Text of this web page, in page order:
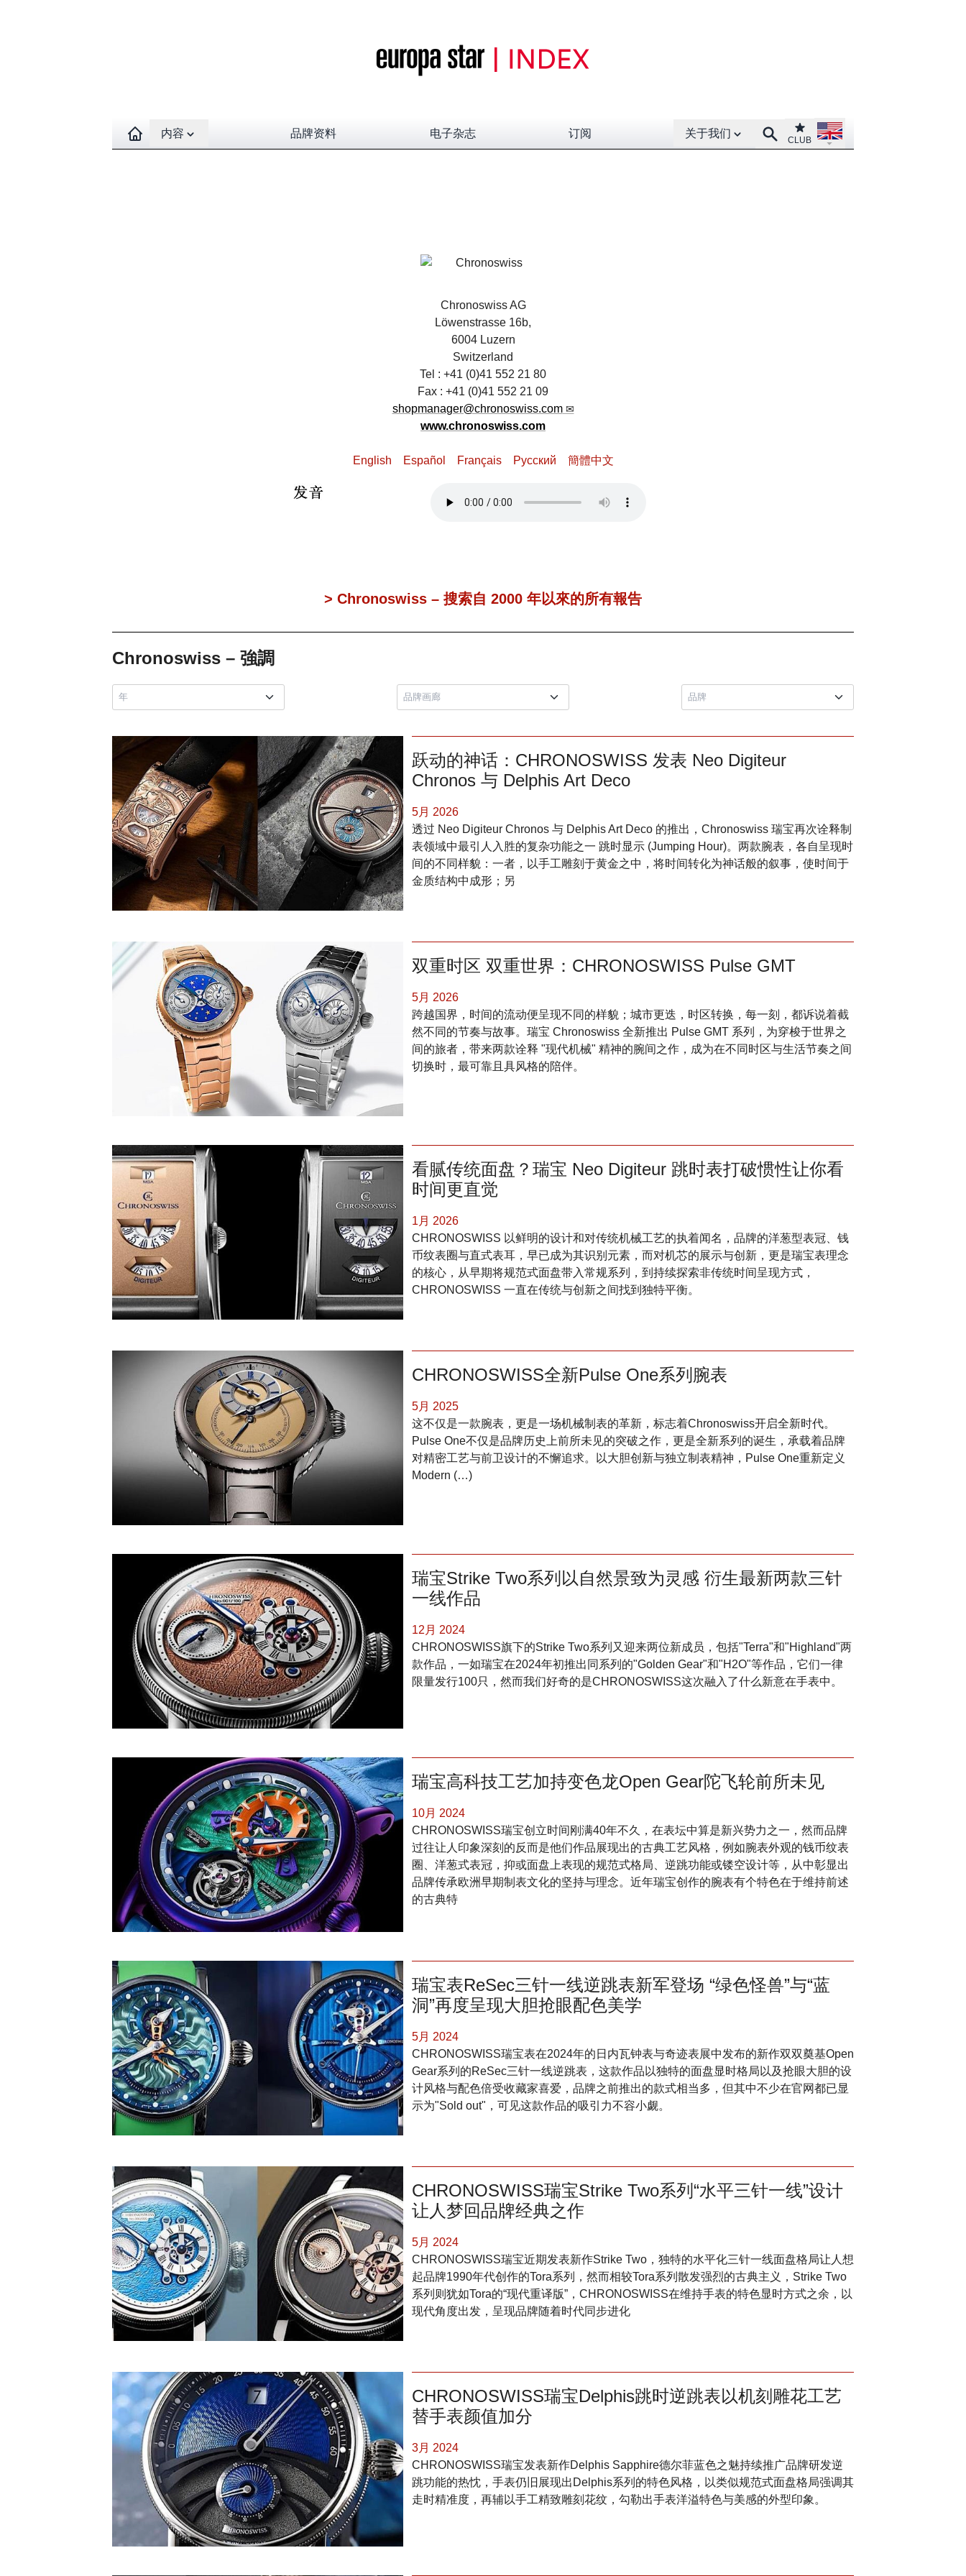
Open contents menu
内容 品牌资料 电子杂志 订阅
Open About menu
关于我们 SearchClub
CLUB
Open language menu
Chronoswiss AG
Löwenstrasse 16b,
6004 Luzern
Switzerland
Tel : +41 (0)41 552 21 80
Fax : +41 (0)41 552 21 09
shopmanager@chronoswiss.com
www.chronoswiss.com
English Español Français Pусский 簡體中文
> Chronoswiss – 搜索自 2000 年以來的所有報告
Chronoswiss – 強調
跃动的神话：CHRONOSWISS 发表 Neo Digiteur
Chronos 与 Delphis Art Deco
5月 2026
透过 Neo Digiteur Chronos 与 Delphis Art Deco 的推出，Chronoswiss 瑞宝再次诠释制
表领域中最引人入胜的复杂功能之一 跳时显示 (Jumping Hour)。两款腕表，各自呈现时
间的不同样貌：一者，以手工雕刻于黄金之中，将时间转化为神话般的叙事，使时间于
金质结构中成形；另
双重时区 双重世界：CHRONOSWISS Pulse GMT
5月 2026
跨越国界，时间的流动便呈现不同的样貌；城市更迭，时区转换，每一刻，都诉说着截
然不同的节奏与故事。瑞宝 Chronoswiss 全新推出 Pulse GMT 系列，为穿梭于世界之
间的旅者，带来两款诠释 "现代机械" 精神的腕间之作，成为在不同时区与生活节奏之间
切换时，最可靠且具风格的陪伴。
看腻传统面盘？瑞宝 Neo Digiteur 跳时表打破惯性让你看
时间更直觉
1月 2026
CHRONOSWISS 以鲜明的设计和对传统机械工艺的执着闻名，品牌的洋葱型表冠、钱
币纹表圈与直式表耳，早已成为其识别元素，而对机芯的展示与创新，更是瑞宝表理念
的核心，从早期将规范式面盘带入常规系列，到持续探索非传统时间呈现方式，
CHRONOSWISS 一直在传统与创新之间找到独特平衡。
CHRONOSWISS全新Pulse One系列腕表
5月 2025
这不仅是一款腕表，更是一场机械制表的革新，标志着Chronoswiss开启全新时代。
Pulse One不仅是品牌历史上前所未见的突破之作，更是全新系列的诞生，承载着品牌
对精密工艺与前卫设计的不懈追求。以大胆创新与独立制表精神，Pulse One重新定义
Modern (…)
瑞宝Strike Two系列以自然景致为灵感 衍生最新两款三针
一线作品
12月 2024
CHRONOSWISS旗下的Strike Two系列又迎来两位新成员，包括"Terra"和"Highland"两
款作品，一如瑞宝在2024年初推出同系列的"Golden Gear"和"H2O"等作品，它们一律
限量发行100只，然而我们好奇的是CHRONOSWISS这次融入了什么新意在手表中。
瑞宝高科技工艺加持变色龙Open Gear陀飞轮前所未见
10月 2024
CHRONOSWISS瑞宝创立时间刚满40年不久，在表坛中算是新兴势力之一，然而品牌
过往让人印象深刻的反而是他们作品展现出的古典工艺风格，例如腕表外观的钱币纹表
圈、洋葱式表冠，抑或面盘上表现的规范式格局、逆跳功能或镂空设计等，从中彰显出
品牌传承欧洲早期制表文化的坚持与理念。近年瑞宝创作的腕表有个特色在于维持前述
的古典特
瑞宝表ReSec三针一线逆跳表新军登场 “绿色怪兽”与“蓝
洞”再度呈现大胆抢眼配色美学
5月 2024
CHRONOSWISS瑞宝表在2024年的日内瓦钟表与奇迹表展中发布的新作双双奠基Open
Gear系列的ReSec三针一线逆跳表，这款作品以独特的面盘显时格局以及抢眼大胆的设
计风格与配色倍受收藏家喜爱，品牌之前推出的款式相当多，但其中不少在官网都已显
示为"Sold out"，可见这款作品的吸引力不容小觑。
CHRONOSWISS瑞宝Strike Two系列“水平三针一线”设计
让人梦回品牌经典之作
5月 2024
CHRONOSWISS瑞宝近期发表新作Strike Two，独特的水平化三针一线面盘格局让人想
起品牌1990年代创作的Tora系列，然而相较Tora系列散发强烈的古典主义，Strike Two
系列则犹如Tora的“现代重译版”，CHRONOSWISS在维持手表的特色显时方式之余，以
现代角度出发，呈现品牌随着时代同步进化
CHRONOSWISS瑞宝Delphis跳时逆跳表以机刻雕花工艺
替手表颜值加分
3月 2024
CHRONOSWISS瑞宝发表新作Delphis Sapphire德尔菲蓝色之魅持续推广品牌研发逆
跳功能的热忱，手表仍旧展现出Delphis系列的特色风格，以类似规范式面盘格局强调其
走时精准度，再辅以手工精致雕刻花纹，勾勒出手表洋溢特色与美感的外型印象。